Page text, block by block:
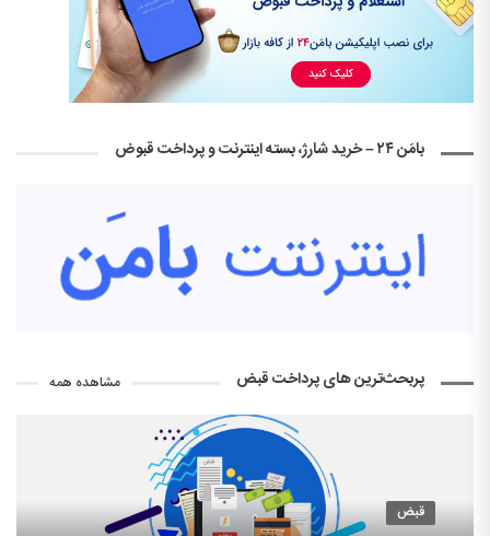
بامَن ۲۴ – خرید شارژ، بسته اینترنت و پرداخت قبوض
پربحث‌ترین های پرداخت قبض مشاهده همه
قبض